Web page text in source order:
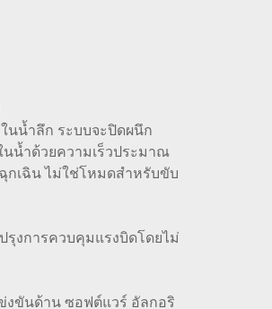
นน้ำลึก ระบบจะปิดผนึก
นน้ำด้วยความเร็วประมาณ
กเฉิน ไม่ใช่โหมดสำหรับขับ
งการควบคุมแรงบิดโดยไม่
งขันด้าน ซอฟต์แวร์ อัลกอริ